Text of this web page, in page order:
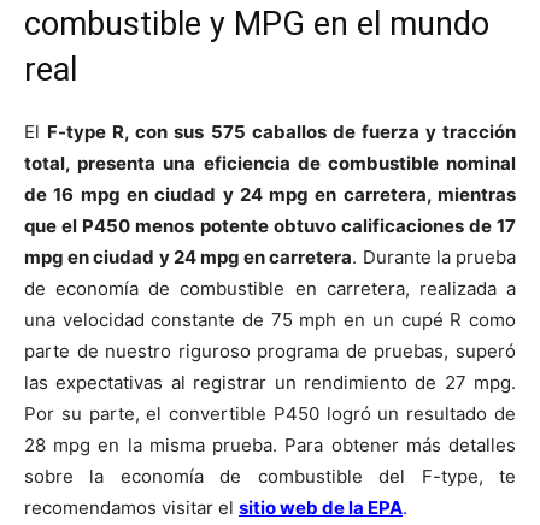
combustible y MPG en el mundo
real
El F-type R, con sus 575 caballos de fuerza y tracción
total, presenta una eficiencia de combustible nominal
de 16 mpg en ciudad y 24 mpg en carretera, mientras
que el P450 menos potente obtuvo calificaciones de 17
mpg en ciudad y 24 mpg en carretera. Durante la prueba
de economía de combustible en carretera, realizada a
una velocidad constante de 75 mph en un cupé R como
parte de nuestro riguroso programa de pruebas, superó
las expectativas al registrar un rendimiento de 27 mpg.
Por su parte, el convertible P450 logró un resultado de
28 mpg en la misma prueba. Para obtener más detalles
sobre la economía de combustible del F-type, te
recomendamos visitar el sitio web de la EPA.